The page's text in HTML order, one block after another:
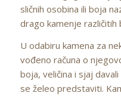
sličnih osobina ili boja
drago kamenje različitih
U odabiru kamena za
vođeno računa o
boja, veličina i sjaj
se želeo predstaviti.